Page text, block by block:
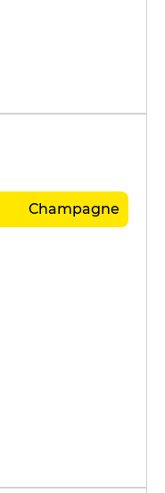
Champagne